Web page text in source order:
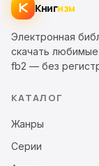
Книгизм
Электронная
скачать
fb2 — без
КАТАЛОГ
Жанры
Серии